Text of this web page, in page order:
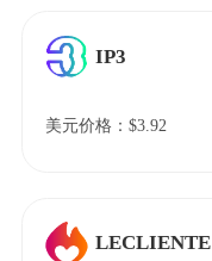
IP3
美元价格：$3.92
LECLIENTE